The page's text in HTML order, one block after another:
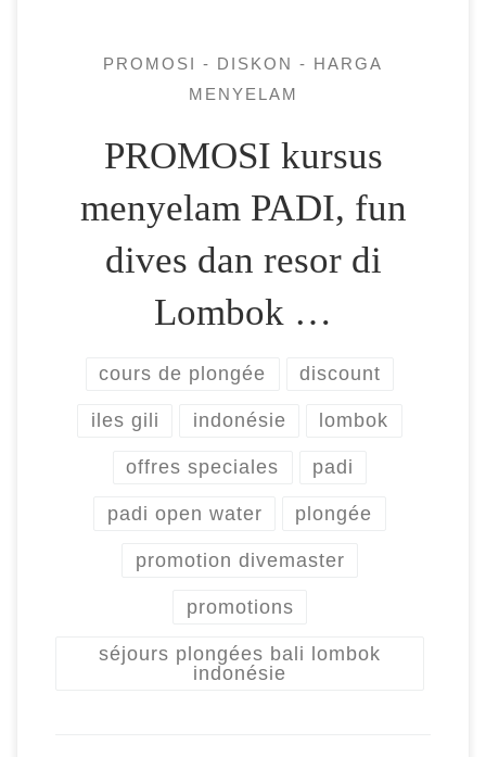
PROMOSI - DISKON - HARGA
MENYELAM
PROMOSI kursus
menyelam PADI, fun
dives dan resor di
Lombok …
cours de plongée discount
iles gili indonésie lombok
offres speciales padi
padi open water plongée
promotion divemaster
promotions
séjours plongées bali lombok
indonésie